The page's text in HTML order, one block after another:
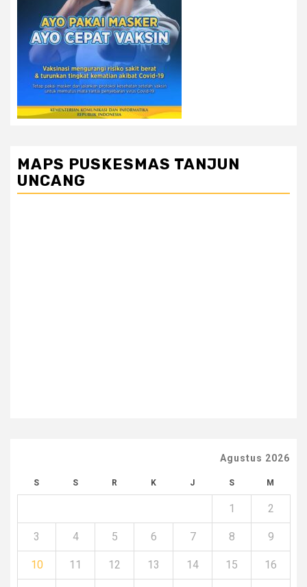
MAPS PUSKESMAS TANJUN
UNCANG
Agustus 2026
S S R K J S M
1 2
3 4 5 6 7 8 9
10 11 12 13 14 15 16